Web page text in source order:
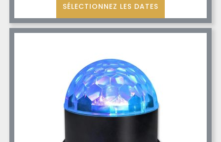
SÉLECTIONNEZ LES DATES